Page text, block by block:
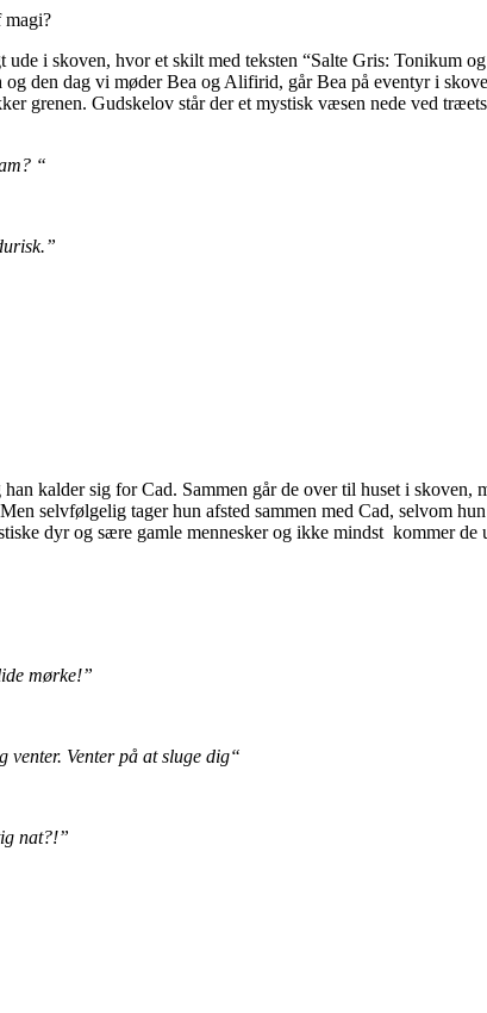
magi?
i skoven, hvor et skilt med teksten “Salte Gris: Tonikum
den dag vi møder Bea og Alifirid, går Bea på eventyr i
grenen. Gudskelov står der et mystisk væsen nede ved
“
kalder sig for Cad. Sammen går de over til huset i skoven,
selvfølgelig tager hun afsted sammen med Cad, selvom
dyr og sære gamle mennesker og ikke mindst kommer
mørke!”
Venter på at sluge dig“
nat?!”